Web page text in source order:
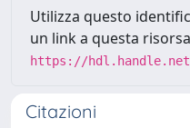
Utilizza questo
un link a questa
https://hdl.handle.net/
Citazioni